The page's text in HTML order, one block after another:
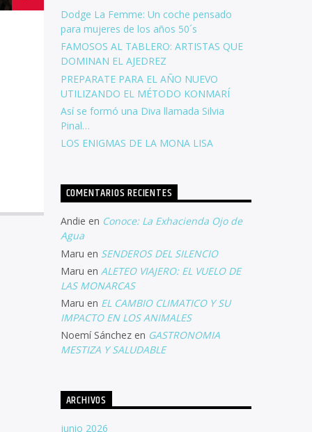
Dodge La Femme: Un coche pensado
para mujeres de los años 50´s
FAMOSOS AL TABLERO: ARTISTAS QUE
DOMINAN EL AJEDREZ
PREPARATE PARA EL AÑO NUEVO
UTILIZANDO EL MÉTODO KONMARÍ
Así se formó una Diva llamada Silvia
Pinal…
LOS ENIGMAS DE LA MONA LISA
COMENTARIOS RECIENTES
Andie en Conoce: La Exhacienda Ojo de
Agua
Maru en SENDEROS DEL SILENCIO
Maru en ALETEO VIAJERO: EL VUELO DE
LAS MONARCAS
Maru en EL CAMBIO CLIMATICO Y SU
IMPACTO EN LOS ANIMALES
Noemí Sánchezen GASTRONOMIA
MESTIZA Y SALUDABLE
ARCHIVOS
junio 2026